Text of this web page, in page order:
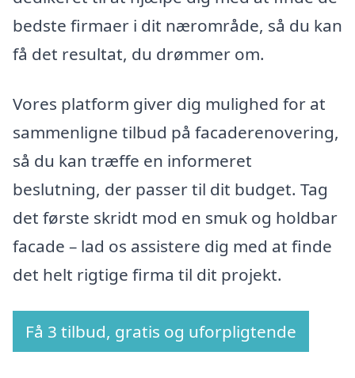
bedste firmaer i dit nærområde, så du kan
få det resultat, du drømmer om.
Vores platform giver dig mulighed for at
sammenligne tilbud på facaderenovering,
så du kan træffe en informeret
beslutning, der passer til dit budget. Tag
det første skridt mod en smuk og holdbar
facade – lad os assistere dig med at finde
det helt rigtige firma til dit projekt.
Få 3 tilbud, gratis og uforpligtende